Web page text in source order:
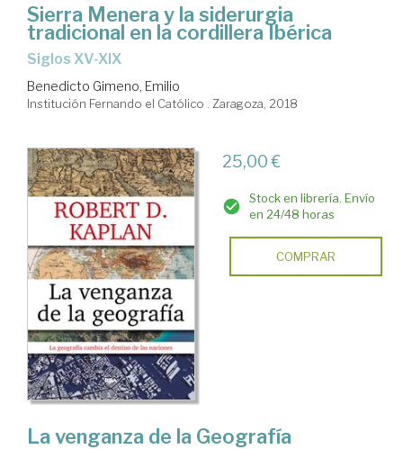
Sierra Menera y la siderurgia
tradicional en la cordillera Ibérica
siglos XV-XIX
Benedicto Gimeno, Emilio
Institución Fernando el Católico . Zaragoza, 2018
25,00 €
Stock en librería. Envío
en 24/48 horas
COMPRAR
La venganza de la Geografía